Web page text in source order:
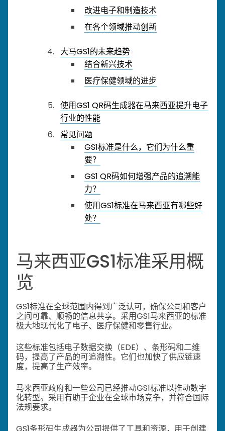
改进电子和制造技术
在各个领域推动创新
大马GS1的未来趋势
结合新兴技术
医疗保健领域的进步
使用GS1 QR码生成器在马来西亚提升电子
行业的性能
常见问题
GS1标准是什么，它们为什么重
要？
GS1 QR码如何增强产品的追溯能
力？
使用GS1标准在马来西亚有哪些好
处？
马来西亚GS1标准采用概
览
GS1标准在全球范围内得到广泛认可，确保公司和客户
之间可靠、顺畅的信息共享。采用GS1马来西亚的标准
极大地现代化了电子、医疗保健和零售行业。
这些标准包括电子数据交换（EDE）、条形码和二维
码，提高了产品的可追溯性。它们也加快了供应链速
度，提高了生产效率。
马来西亚政府和一些公司已经推动GS1标准以推动数字
化转型。 采用有助于企业在全球市场竞争，并符合国际
法规要求。